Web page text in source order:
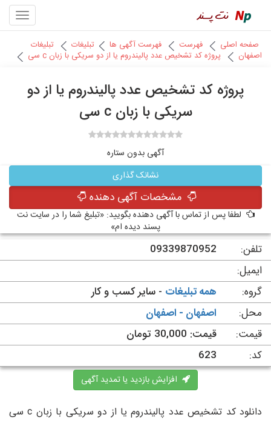
صفحه اصلی فهرست فهرست آگهی ها تبلیغات
تبلیغات
اصفهان
پروژه کد تشخیص عدد پالیندروم یا از دو سریکی با زبان c سی
پروژه کد تشخیص عدد پالیندروم یا از دو
سریکی با زبان c سی
آگهی بدون ستاره
نشانک گذاری
مشخصات آگهی دهنده
لطفا پس از تماس با آگهی دهنده بگویید: «تبلیغ شما را در سایت نت
پسند دیده ام»
تلفن:
09339870952
ایمیل:
گروه:
همه تبلیغات - سایر کسب و کار
محل:
اصفهان - اصفهان
قیمت:
قیمت: 30,000 تومان
کد:
623
افزایش بازدید یا تمدید آگهی
دانلود کد تشخیص عدد پالیندروم یا از دو سریکی با زبان c سی